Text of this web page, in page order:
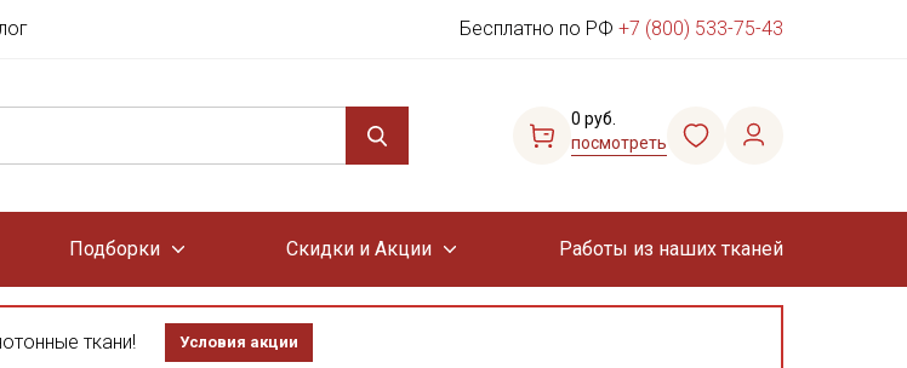
Бесплатно по РФ +7 (800) 533-75-43
0 руб.
посмотреть
Подборки Скидки и Акции Работы из наших тканей
ткани! Условия акции